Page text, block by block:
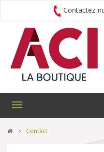
Contactez-
Basculer
la
> Contact